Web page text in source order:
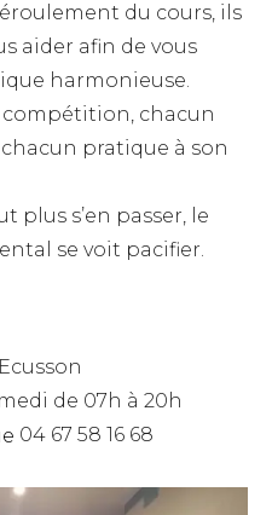
du cours, ils
aider afin de vous
harmonieuse.
compétition, chacun
pratique à son
plus s’en passer, le
se voit pacifier.
de 07h à 20h
04 67 58 16 68